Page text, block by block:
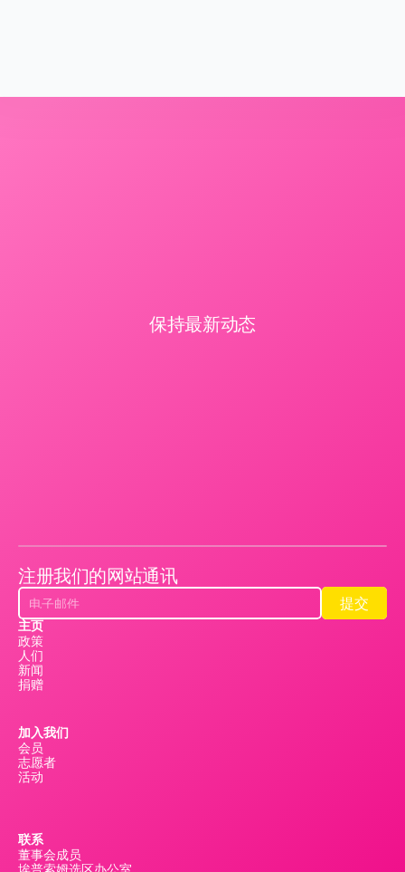
保持最新动态
注册我们的网站通讯
提交
提交
主页
政策
人们
新闻
捐赠
加入我们
会员
志愿者
活动
联系
董事会成员